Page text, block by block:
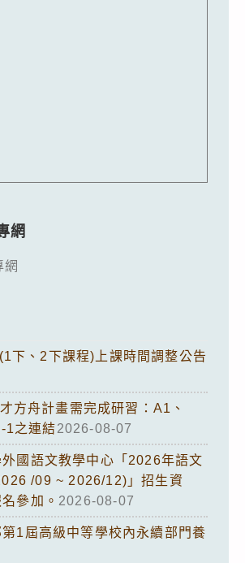
網
網
下、2下課程)上課時間調整公告
方舟計畫需完成研習：A1、
1之連結2026-08-07
外國語文教學中心「2026年語文
/09 ~ 2026/12)」招生資
參加。 2026-08-07
1屆高級中等學校內永續部門養